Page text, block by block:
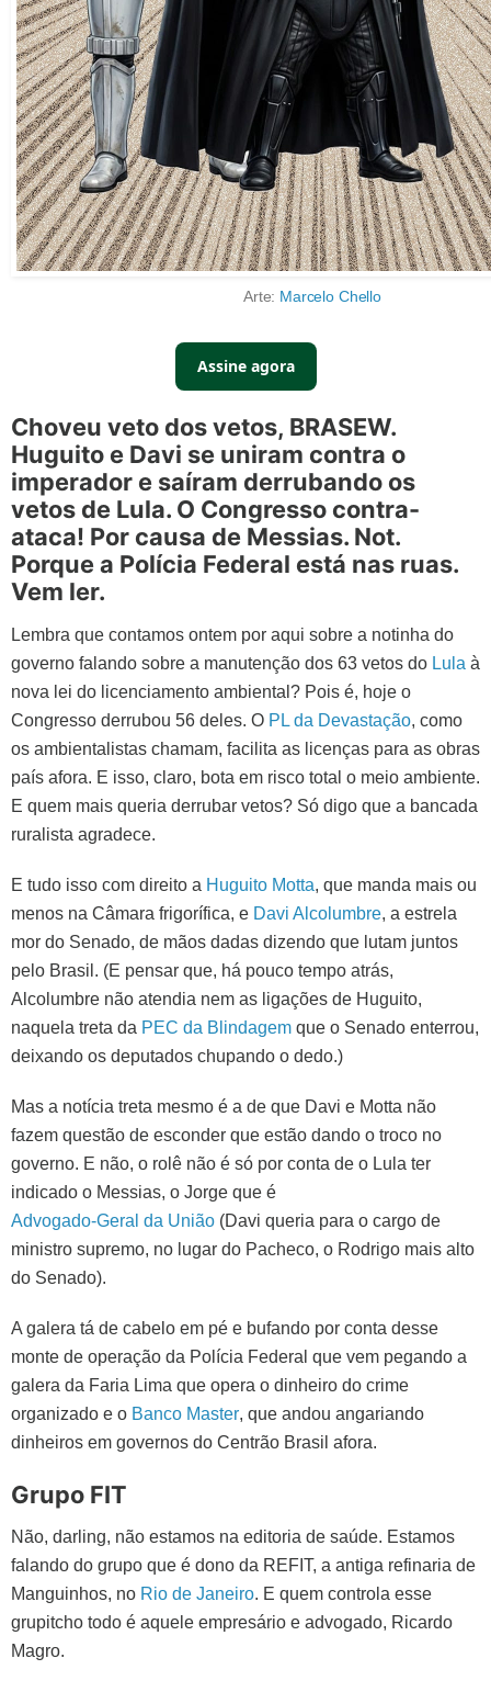
Arte: Marcelo Chello
Assine agora
Choveu veto dos vetos, BRASEW.
Huguito e Davi se uniram contra o
imperador e saíram derrubando os
vetos de Lula. O Congresso contra-
ataca! Por causa de Messias. Not.
Porque a Polícia Federal está nas ruas.
Vem ler.
Lembra que contamos ontem por aqui sobre a notinha do
governo falando sobre a manutenção dos 63 vetos do Lula à
nova lei do licenciamento ambiental? Pois é, hoje o
Congresso derrubou 56 deles. O PL da Devastação, como
os ambientalistas chamam, facilita as licenças para as obras
país afora. E isso, claro, bota em risco total o meio ambiente.
E quem mais queria derrubar vetos? Só digo que a bancada
ruralista agradece.
E tudo isso com direito a Huguito Motta, que manda mais ou
menos na Câmara frigorífica, e Davi Alcolumbre, a estrela
mor do Senado, de mãos dadas dizendo que lutam juntos
pelo Brasil. (E pensar que, há pouco tempo atrás,
Alcolumbre não atendia nem as ligações de Huguito,
naquela treta da PEC da Blindagem que o Senado enterrou,
deixando os deputados chupando o dedo.)
Mas a notícia treta mesmo é a de que Davi e Motta não
fazem questão de esconder que estão dando o troco no
governo. E não, o rolê não é só por conta de o Lula ter
indicado o Messias, o Jorge que é
Advogado-Geral da União (Davi queria para o cargo de
ministro supremo, no lugar do Pacheco, o Rodrigo mais alto
do Senado).
A galera tá de cabelo em pé e bufando por conta desse
monte de operação da Polícia Federal que vem pegando a
galera da Faria Lima que opera o dinheiro do crime
organizado e o Banco Master, que andou angariando
dinheiros em governos do Centrão Brasil afora.
Grupo FIT
Não, darling, não estamos na editoria de saúde. Estamos
falando do grupo que é dono da REFIT, a antiga refinaria de
Manguinhos, no Rio de Janeiro. E quem controla esse
grupitcho todo é aquele empresário e advogado, Ricardo
Magro.